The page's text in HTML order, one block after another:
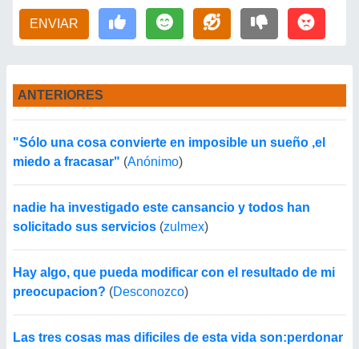
ENVIAR
ANTERIORES
"Sólo una cosa convierte en imposible un sueño ,el
miedo a fracasar" (Anónimo)
nadie ha investigado este cansancio y todos han
solicitado sus servicios (zulmex)
Hay algo, que pueda modificar con el resultado de mi
preocupacion? (Desconozco)
Las tres cosas mas dificiles de esta vida son:perdonar